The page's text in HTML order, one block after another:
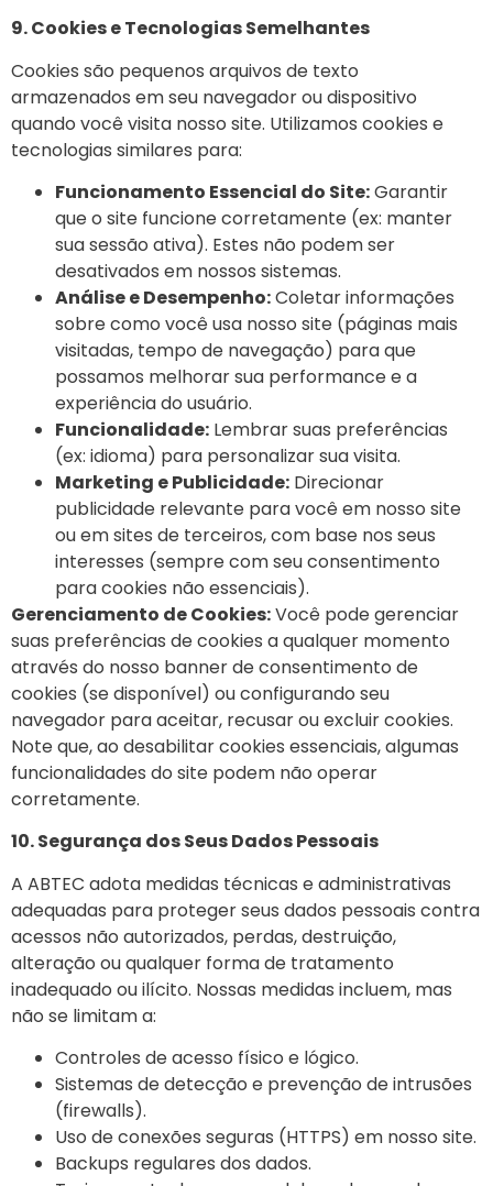
9. Cookies e Tecnologias Semelhantes
Cookies são pequenos arquivos de texto
armazenados em seu navegador ou dispositivo
quando você visita nosso site. Utilizamos cookies e
tecnologias similares para:
Funcionamento Essencial do Site:Garantir
que o site funcione corretamente (ex: manter
sua sessão ativa). Estes não podem ser
desativados em nossos sistemas.
Análise e Desempenho:Coletar informações
sobre como você usa nosso site (páginas mais
visitadas, tempo de navegação) para que
possamos melhorar sua performance e a
experiência do usuário.
Funcionalidade: Lembrar suas preferências
(ex: idioma) para personalizar sua visita.
Marketing e Publicidade: Direcionar
publicidade relevante para você em nosso site
ou em sites de terceiros, com base nos seus
interesses (sempre com seu consentimento
para cookies não essenciais).
Gerenciamento de Cookies:Você pode gerenciar
suas preferências de cookies a qualquer momento
através do nosso banner de consentimento de
cookies (se disponível) ou configurando seu
navegador para aceitar, recusar ou excluir cookies.
Note que, ao desabilitar cookies essenciais, algumas
funcionalidades do site podem não operar
corretamente.
10. Segurança dos Seus Dados Pessoais
A ABTEC adota medidas técnicas e administrativas
adequadas para proteger seus dados pessoais contra
acessos não autorizados, perdas, destruição,
alteração ou qualquer forma de tratamento
inadequado ou ilícito. Nossas medidas incluem, mas
não se limitam a:
Controles de acesso físico e lógico.
Sistemas de detecção e prevenção de intrusões
(firewalls).
Uso de conexões seguras (HTTPS) em nosso site.
Backups regulares dos dados.